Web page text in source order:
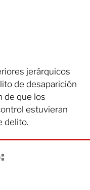
jerárquicos
de desaparición
de que los
estuvieran
delito.